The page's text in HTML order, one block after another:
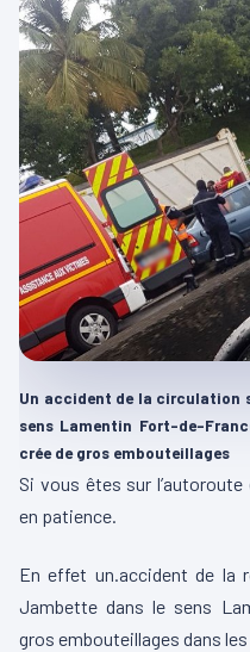
Un accident de la circulation
sens Lamentin Fort-de-
crée de gros embouteillages
Si vous êtes sur
en patience.
En effet un.accident de la
Jambette dans le sens
gros embouteillages dans